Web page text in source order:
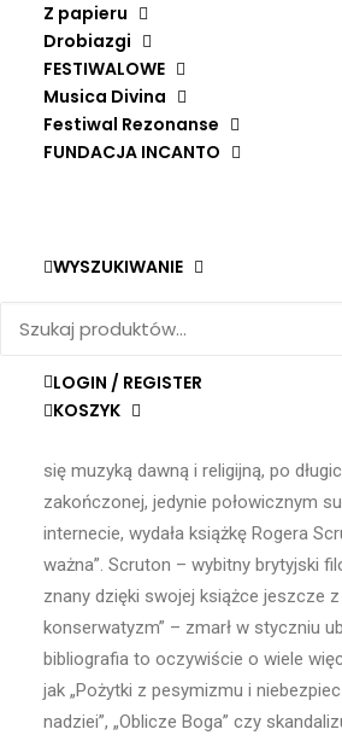
Z papieru
Drobiazgi
FESTIWALOWE
Musica Divina
Festiwal Rezonanse
FUNDACJA INCANTO
WYSZUKIWANIE
LOGIN / REGISTER
KOSZYK
czyjegoś smaku.
smak – mówił brytyjski
coś znacznie więcej niż
się muzyką dawną i religijną, po
zakończonej, jedynie połowicznym
internecie, wydała książkę Rogera
ważna”. Scruton – wybitny brytyjski
znany dzięki swojej książce jeszcze
konserwatyzm” – zmarł w styczniu
bibliografia to oczywiście o wiele
jak „Pożytki z pesymizmu i
nadziei”, „Oblicze Boga” czy